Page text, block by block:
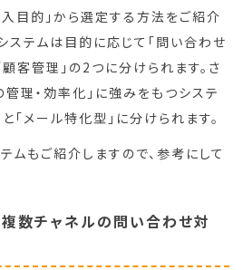
入目的」から選定する方法をご紹介
ステムは目的に応じて「問い合わせ
客管理」の2つに分けられます。さ
管理・効率化」に強みをもつシステ
「メール特化型」に分けられます。
ムもご紹介しますので、参考にして
複数チャネルの問い合わせ対